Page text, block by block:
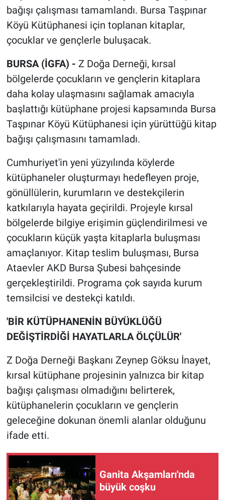
bağışı çalışması tamamlandı. Bursa Taşpınar
Köyü Kütüphanesi için toplanan kitaplar,
çocuklar ve gençlerle buluşacak.
BURSA (İGFA) - Z Doğa Derneği, kırsal
bölgelerde çocukların ve gençlerin kitaplara
daha kolay ulaşmasını sağlamak amacıyla
başlattığı kütüphane projesi kapsamında Bursa
Taşpınar Köyü Kütüphanesi için yürüttüğü kitap
bağışı çalışmasını tamamladı.
Cumhuriyet'in yeni yüzyılında köylerde
kütüphaneler oluşturmayı hedefleyen proje,
gönüllülerin, kurumların ve destekçilerin
katkılarıyla hayata geçirildi. Projeyle kırsal
bölgelerde bilgiye erişimin güçlendirilmesi ve
çocukların küçük yaşta kitaplarla buluşması
amaçlanıyor. Kitap teslim buluşması, Bursa
Ataevler AKD Bursa Şubesi bahçesinde
gerçekleştirildi. Programa çok sayıda kurum
temsilcisi ve destekçi katıldı.
'BİR KÜTÜPHANENİN BÜYÜKLÜĞÜ
DEĞİŞTİRDİĞİ HAYATLARLA ÖLÇÜLÜR'
Z Doğa Derneği Başkanı Zeynep Göksu İnayet,
kırsal kütüphane projesinin yalnızca bir kitap
bağışı çalışması olmadığını belirterek,
kütüphanelerin çocukların ve gençlerin
geleceğine dokunan önemli alanlar olduğunu
ifade etti.
Ganita Akşamları'nda
büyük coşku